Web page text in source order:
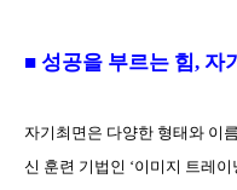
■ 성공을 부르는 힘, 자
자기최면은 다양한 형태와 이
신 훈련 기법인 ‘이미지 트레